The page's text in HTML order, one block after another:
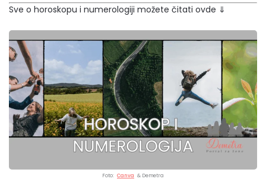
Sve o horoskopu i numerologiji možete čitati ovde ⇓
Foto: Canva & Demetra